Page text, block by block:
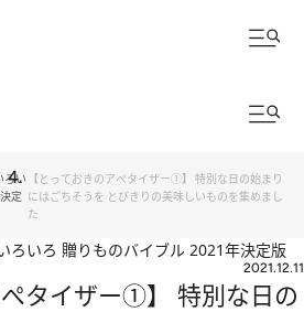
ろい
定
【とっておきのアぺタイザー①】 特別な日の始まり
にはごちそうを とびきりの美味しいものを集めまし
た
ろいろ 贈りものバイブル 2021年決定版
2021.12.11
ぺタイザー①】 特別な日の